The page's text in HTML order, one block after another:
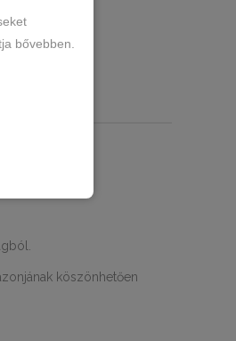
köszönhetően
bővebben.